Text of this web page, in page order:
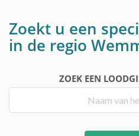
Zoekt u een
in de regio
ZOEK EEN